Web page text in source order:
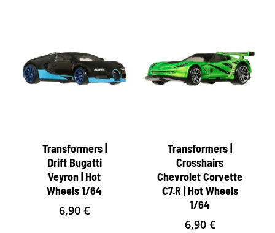
Transformers |
Drift Bugatti
Veyron | Hot
Wheels 1/64
6,90€
Transformers |
Crosshairs
Chevrolet Corvette
C7.R | Hot Wheels
1/64
6,90 €